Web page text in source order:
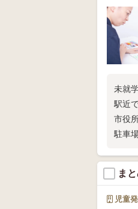
未就
駅近
市役
駐車
ま
児童